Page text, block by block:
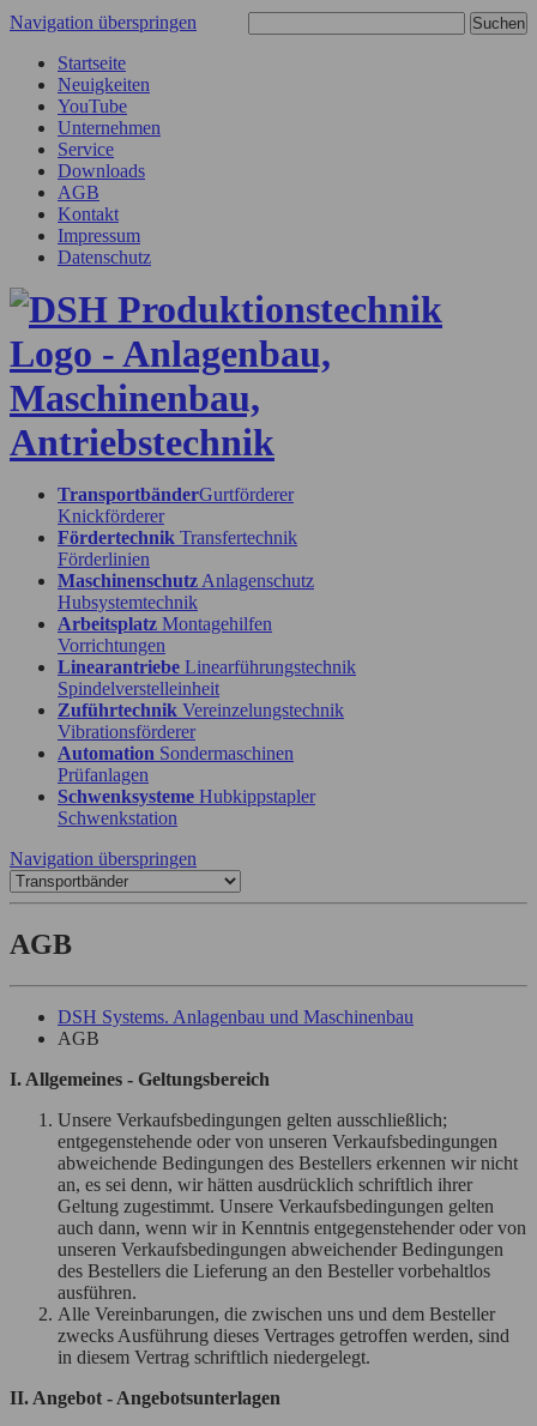
Navigation überspringen
Startseite
Neuigkeiten
YouTube
Unternehmen
Service
Downloads
AGB
Kontakt
Impressum
Datenschutz
TransportbänderGurtförderer
Knickförderer
Fördertechnik Transfertechnik
Förderlinien
Maschinenschutz Anlagenschutz
Hubsystemtechnik
Arbeitsplatz Montagehilfen
Vorrichtungen
Linearantriebe Linearführungstechnik
Spindelverstelleinheit
Zuführtechnik Vereinzelungstechnik
Vibrationsförderer
Automation Sondermaschinen
Prüfanlagen
Schwenksysteme Hubkippstapler
Schwenkstation
Navigation überspringen
AGB
DSH Systems. Anlagenbau und Maschinenbau
AGB
I. Allgemeines - Geltungsbereich
Unsere Verkaufsbedingungen gelten ausschließlich;
entgegenstehende oder von unseren Verkaufsbedingungen
abweichende Bedingungen des Bestellers erkennen wir nicht
an, es sei denn, wir hätten ausdrücklich schriftlich ihrer
Geltung zugestimmt. Unsere Verkaufsbedingungen gelten
auch dann, wenn wir in Kenntnis entgegenstehender oder von
unseren Verkaufsbedingungen abweichender Bedingungen
des Bestellers die Lieferung an den Besteller vorbehaltlos
ausführen.
Alle Vereinbarungen, die zwischen uns und dem Besteller
zwecks Ausführung dieses Vertrages getroffen werden, sind
in diesem Vertrag schriftlich niedergelegt.
II. Angebot - Angebotsunterlagen